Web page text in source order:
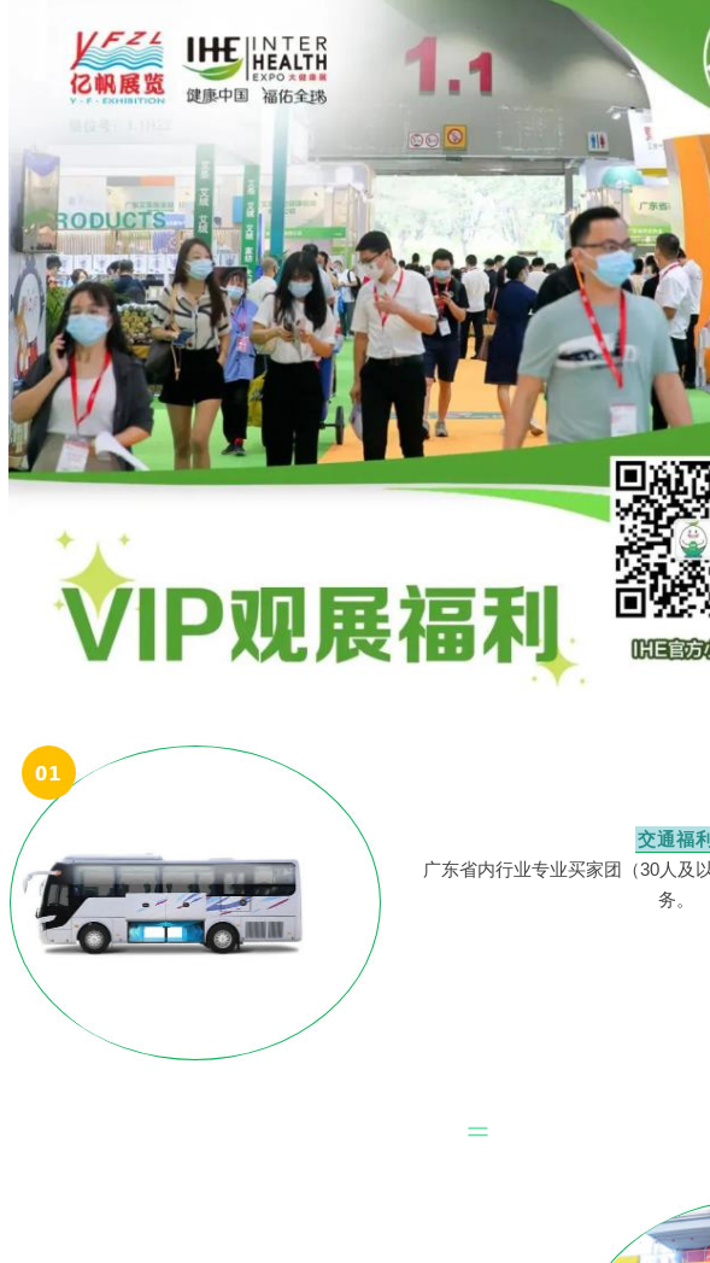
交通福利
广东省内行业专业买家团（30人及
务。